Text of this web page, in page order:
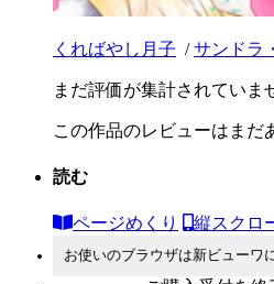
くればやし月子 /サンドラ
まだ評価が集計されていま
この作品のレビューはまだ
読む
ページめくり 縦スクロ
お使いのブラウザは新ビューワ